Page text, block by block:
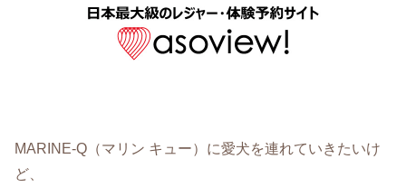
MARINE-Q（マリン キュー）に愛犬を連れていきたいけ
ど、